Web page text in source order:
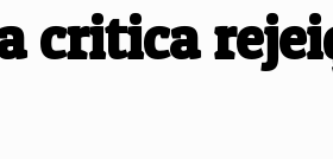
critica